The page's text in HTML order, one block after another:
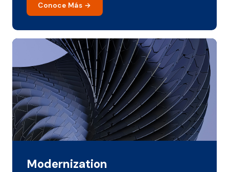
Conoce Más
Modernization